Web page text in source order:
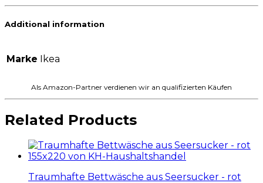
Additional information
Marke Ikea
Als Amazon-Partner verdienen wir an qualifizierten Käufen
Related Products
Traumhafte Bettwäsche aus Seersucker - rot